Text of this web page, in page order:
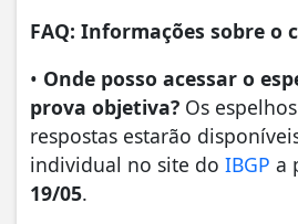
FAQ: Informações sobre o
• Onde posso acessar o
prova objetiva? Os
respostas estarão
individual no site do IBGP a
19/05.